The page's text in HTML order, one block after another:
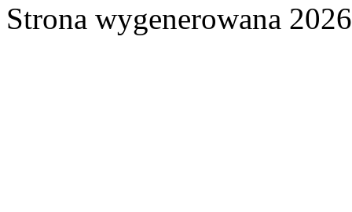
Strona wygenerowana